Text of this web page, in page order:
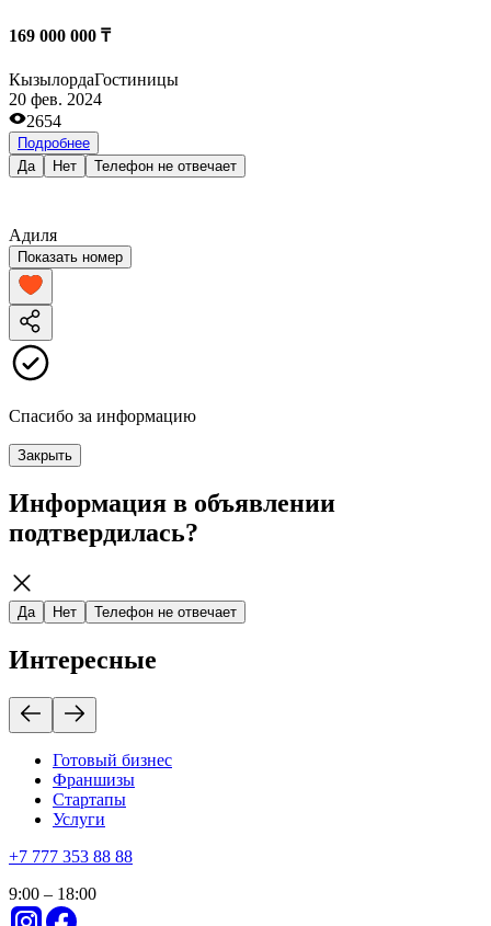
169 000 000 ₸
КызылордаГостиницы
20 фев. 2024
2654
Подробнее
Да
Нет Телефон не отвечает
Адиля
Показать номер
Спасибо за информацию
Закрыть
Информация в объявлении
подтвердилась?
Да Нет Телефон не отвечает
Интересные
Готовый бизнес
Франшизы
Стартапы
Услуги
+7 777 353 88 88
9:00 – 18:00